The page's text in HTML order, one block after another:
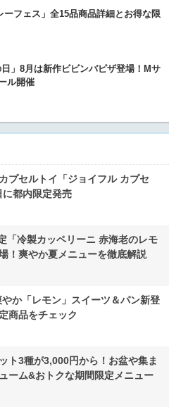
ーフェス」全15品商品詳細とお得な限
」8月は新作ビビンバピザ登場！Mサ
ル開催
プセルトイ「ジョイフル カプセ
都内限定発売
「冷製カッペリーニ 赤海老のレモ
！爽やか夏メニューを徹底解説
か「レモン」スイーツ＆パン新登
商品をチェック
ト3種が3,000円から！お盆や集ま
ーム&おトクな期間限定メニュー